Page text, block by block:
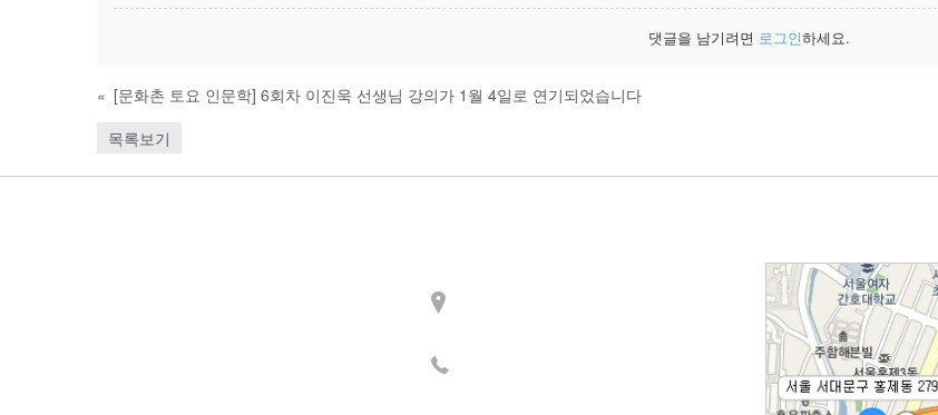
댓글을 남기려면 로그인하세요.
« [문화촌 토요 인문학] 6회차 이진욱 선생님 강의가 1월 4일로 연기되었습니다
목록보기